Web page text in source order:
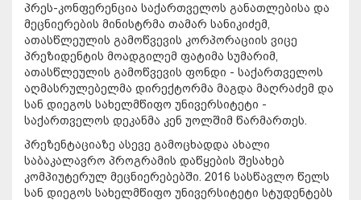
პრეს-კონფერენცია საქართველოს განათლებისა და
მეცნიერების მინისტრმა თამარ სანიკიძემ,
ათასწლეულის გამოწვევის კორპორაციის ვიცე
პრეზიდენტის მოადგილემ ფატიმა სუმარიმ,
ათასწლეულის გამოწვევის ფონდი - საქართველოს
აღმასრულებელმა დირექტორმა მაგდა მაღრაძემ და
სან დიეგოს სახელმწიფო უნივერსიტეტი -
საქართველოს დეკანმა კენ უოლშიმ წარმართეს.
პრეზენტაციაზე ასევე გამოცხადდა ახალი
საბაკალავრო პროგრამის დაწყების შესახებ
კომპიუტერულ მეცნიერებებში. 2016 სასწავლო წელს
სან დიეგოს სახელმწიფო უნივერსიტეტი სტუდენტებს